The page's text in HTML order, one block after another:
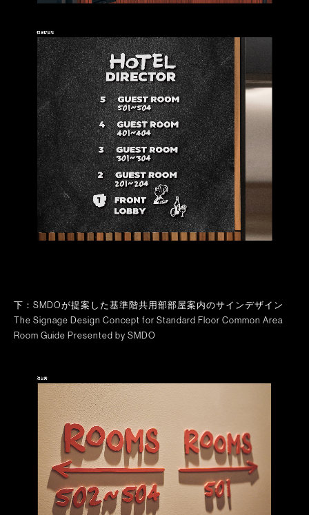
下：SMDOが提案した基準階共用部部屋案内のサインデザイン
The Signage Design Concept for Standard Floor Common Area
Room Guide Presented by SMDO